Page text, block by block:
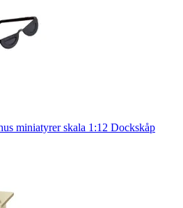
miniatyrer skala 1:12 Dockskåp